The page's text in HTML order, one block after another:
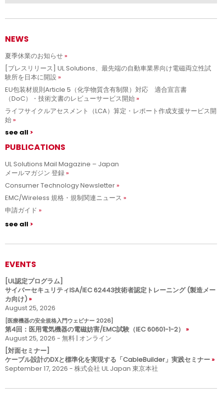
NEWS
夏季休業のお知らせ
[プレスリリース] UL Solutions、最先端の自動車業界向け電磁両立性試
験所を日本に開設
EU包装材規則Article 5（化学物質含有制限）対応 適合宣言書
（DoC）・技術文書のレビューサービス開始
ライフサイクルアセスメント（LCA）算定・レポート作成支援サービス開
始
see all
PUBLICATIONS
UL Solutions Mail Magazine – Japan
メールマガジン 登録
Consumer Technology Newsletter
EMC/Wireless 規格・規制関連ニュース
申請ガイド
see all
EVENTS
[UL認定プログラム]
サイバーセキュリティISA/IEC 62443技術者認定トレーニング (製造メー
カ向け)
August 25, 2026
[医療機器の安全規格入門ウェビナー 2026]
第4回：医用電気機器の電磁妨害/EMC試験（IEC 60601-1-2）
August 25, 2026 - 無料 | オンライン
[対面セミナー]
ケーブル設計のDXと標準化を実現する「CableBuilder」実践セミナー
September 17, 2026 - 株式会社 UL Japan 東京本社